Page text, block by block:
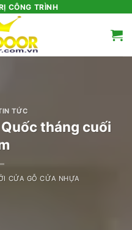
CÔNG TRÌNH
TỨC
tháng cuối
CỬA GỖ CỬA NHỰA